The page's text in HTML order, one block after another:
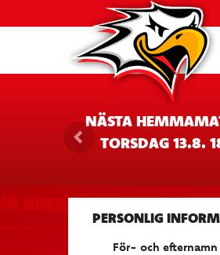
NÄSTA
TORSDAG 13.8.
PERSONLIG
För- och efternamn